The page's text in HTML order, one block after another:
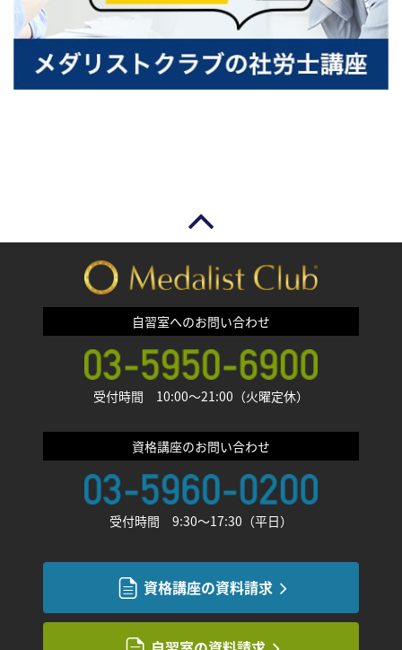
自習室へのお問い合わせ
受付時間 10:00〜21:00（火曜定休）
資格講座のお問い合わせ
受付時間 9:30〜17:30（平日）
資格講座の資料請求